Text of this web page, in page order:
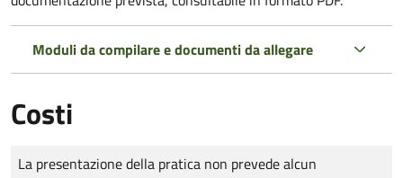
Moduli da compilare e documenti da allegare
Costi
Tipo di pagamento
Importo
La presentazione della pratica non prevede alcun